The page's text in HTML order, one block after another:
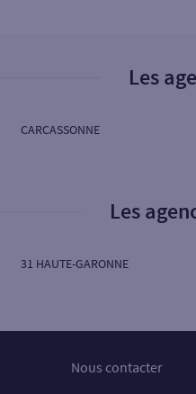
14H30 à 17H45
Les
CARCASSONNE
Les
31 HAUTE-GARONNE
Nous contacter